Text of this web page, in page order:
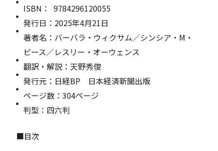
ISBN： 9784296120055
発行日：2025年4月21日
著者名：バーバラ・ウィクサム／シンシア・M・
ビース／レスリー・オーウェンス
翻訳・解説：天野秀俊
発行元：日経BP 日本経済新聞出版
ページ数：304ページ
判型：四六判
■目次